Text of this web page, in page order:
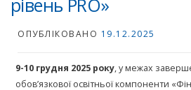
рівень PRO»
ОПУБЛІКОВАНО 19.12.2025
9-10 грудня 2025 року, у межах
обов’язкової освітньої компоненти